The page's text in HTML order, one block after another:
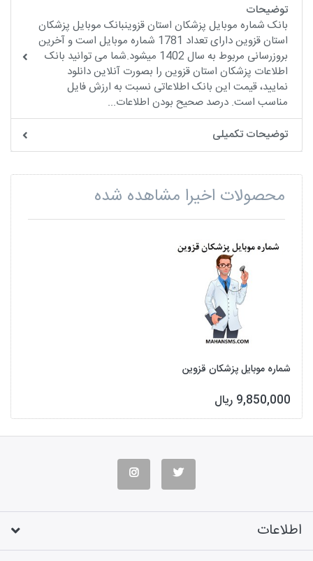
توضیحات
بانک شماره موبایل پزشکان استان قزوینبانک موبایل پزشکان
استان قزوین دارای تعداد 1781 شماره موبایل است و آخرین
بروزرسانی مربوط به سال 1402 میشود.شما می توانید بانک
اطلاعات پزشکان استان قزوین را بصورت آنلاین دانلود
نمایید، قیمت این بانک اطلاعاتی نسبت به ارزش فایل
مناسب است. درصد صحیح بودن اطلاعات...
توضیحات تکمیلی
محصولات اخیرا مشاهده شده
شماره موبایل پزشکان قزوین
9,850,000 ریال
اطلاعات